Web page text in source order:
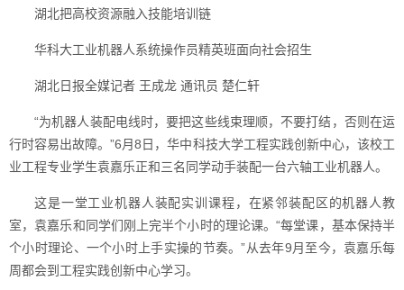
湖北把高校资源融入技能培训链
华科大工业机器人系统操作员精英班面向社会招生
湖北日报全媒记者 王成龙 通讯员 楚仁轩
“为机器人装配电线时，要把这些线束理顺，不要打结，否则在运
行时容易出故障。”6月8日，华中科技大学工程实践创新中心，该校工
业工程专业学生袁嘉乐正和三名同学动手装配一台六轴工业机器人。
这是一堂工业机器人装配实训课程，在紧邻装配区的机器人教
室，袁嘉乐和同学们刚上完半个小时的理论课。“每堂课，基本保持半
个小时理论、一个小时上手实操的节奏。”从去年9月至今，袁嘉乐每
周都会到工程实践创新中心学习。